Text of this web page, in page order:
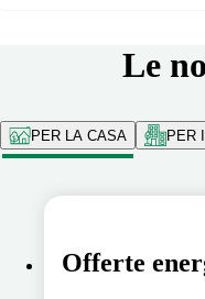
Le
PER LA CASA PER
Offerte